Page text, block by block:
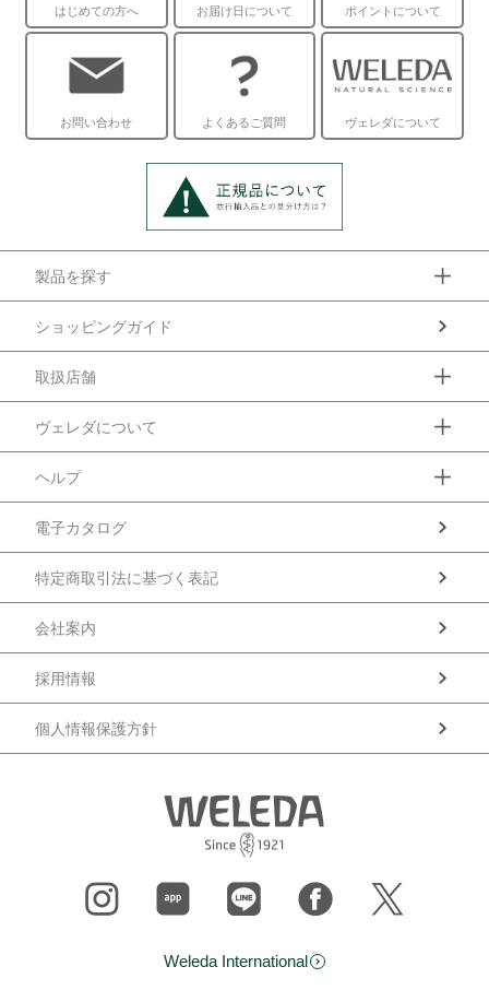
はじめての方へ お届け日について ポイントについて
お問い合わせ よくあるご質問 ヴェレダについて
製品を探す
ショッピングガイド
取扱店舗
ヴェレダについて
ヘルプ
電子カタログ
特定商取引法に基づく表記
会社案内
採用情報
個人情報保護方針
Weleda International